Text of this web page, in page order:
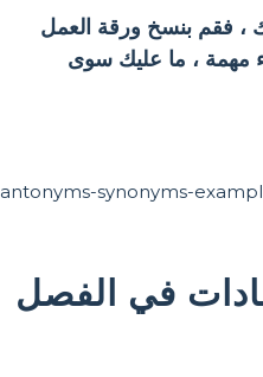
، فقم بنسخ ورقة العمل
مهمة ، ما عليك سوى
في الفصل